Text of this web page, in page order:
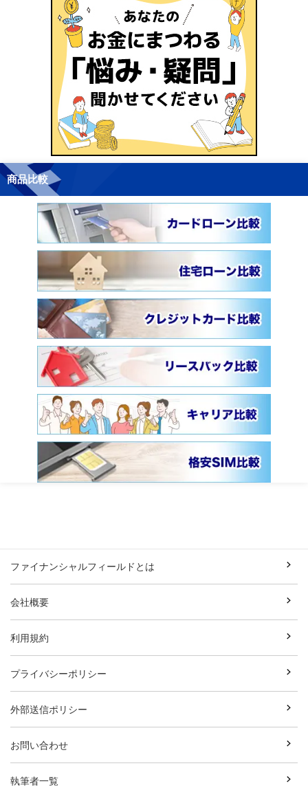
商品比較
ファイナンシャルフィールドとは
会社概要
利用規約
プライバシーポリシー
外部送信ポリシー
お問い合わせ
執筆者一覧